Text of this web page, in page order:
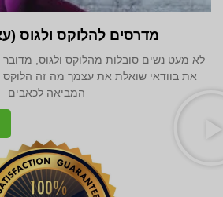
מדרסים להלוקס ולגוס
לא מעט נשים סובלות מהלוקס ולגוס,
את בוודאי שואלת את עצמך מה זה הלוקס
המביאה לכאבים